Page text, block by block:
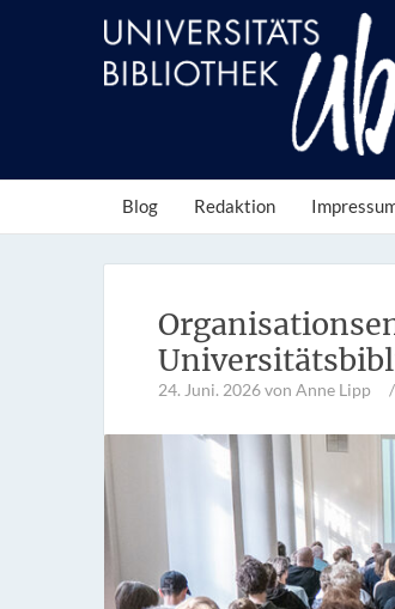
Blog Redaktion
24. Juni. 2026von Anne Lipp /